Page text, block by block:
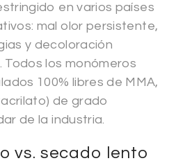
en varios países
mal olor persistente,
y decoloración
los monómeros
100% libres de MMA,
de grado
de la industria.
vs. secado lento